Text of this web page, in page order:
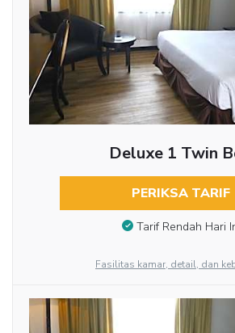
Deluxe 1 Twin
PERIKSA TARIF
Tarif Rendah Hari
Fasilitas kamar, detail, dan